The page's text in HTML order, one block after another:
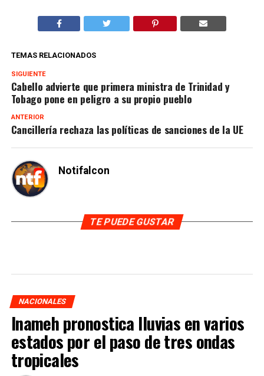
TEMAS RELACIONADOS
SIGUIENTE
Cabello advierte que primera ministra de Trinidad y
Tobago pone en peligro a su propio pueblo
ANTERIOR
Cancillería rechaza las políticas de sanciones de la UE
Notifalcon
TE PUEDE GUSTAR
NACIONALES
Inameh pronostica lluvias en varios
estados por el paso de tres ondas
tropicales